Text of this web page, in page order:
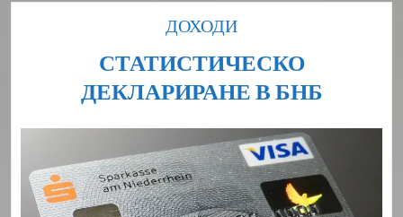
ДОХОДИCategory
СТАТИСТИЧЕСКО
ДЕКЛАРИРАНЕ В БНБ
БНБ